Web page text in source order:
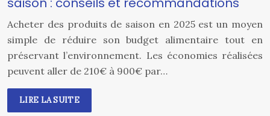
Acheter des produits de saison en 2025 est un moyen
simple de réduire son budget alimentaire tout en
préservant l’environnement. Les économies réalisées
peuvent aller de 210€ à 900€ par…
LIRE LA SUITE